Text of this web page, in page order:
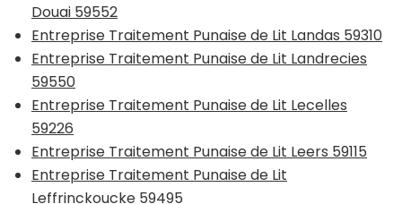
Douai 59552
Entreprise Traitement Punaise de Lit Landas 59310
Entreprise Traitement Punaise de Lit Landrecies
59550
Entreprise Traitement Punaise de Lit Lecelles
59226
Entreprise Traitement Punaise de Lit Leers 59115
Entreprise Traitement Punaise de Lit
Leffrinckoucke 59495